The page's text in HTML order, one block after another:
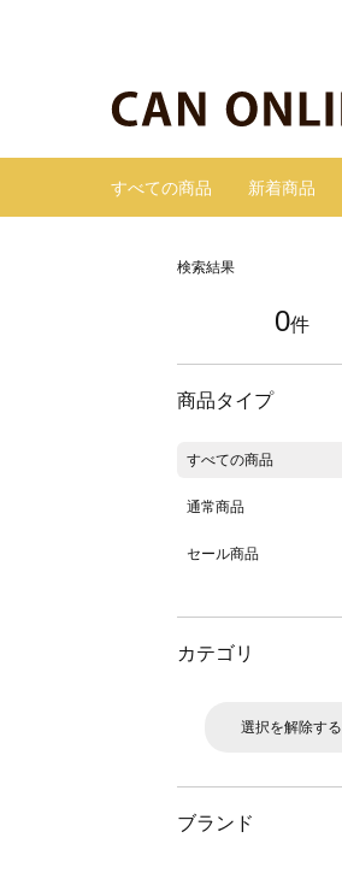
すべての商品 新着商品
検索結果
0件
商品タイプ
すべての商品
通常商品
セール商品
カテゴリ
選択を解除する
ブランド